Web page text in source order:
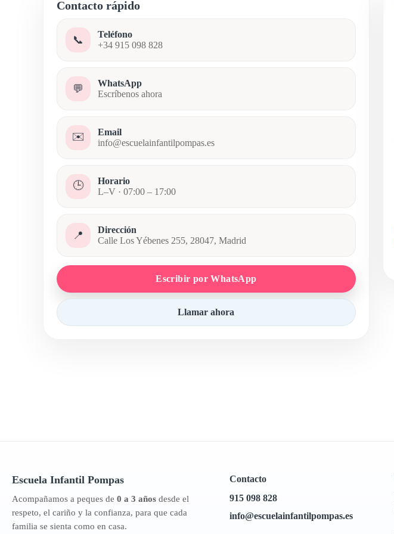
Contacto rápido
📞
Teléfono
+34 915 098 828
💬
WhatsApp
Escríbenos ahora
✉️
Email
info@escuelainfantilpompas.es
🕒
Horario
L–V · 07:00 – 17:00
📍
Dirección
Calle Los Yébenes 255, 28047, Madrid
Escribir por WhatsApp
Llamar ahora
Escuela Infantil Pompas
Acompañamos a peques de 0 a 3 años desde el
respeto, el cariño y la confianza, para que cada
familia se sienta como en casa.
Contacto
915 098 828
info@escuelainfantilpompas.es